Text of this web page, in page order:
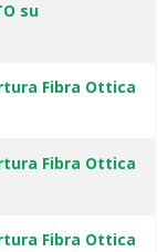
su
Fibra Ottica
Fibra Ottica
Fibra Ottica